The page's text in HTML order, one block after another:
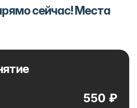
сейчас! Места
550 ₽